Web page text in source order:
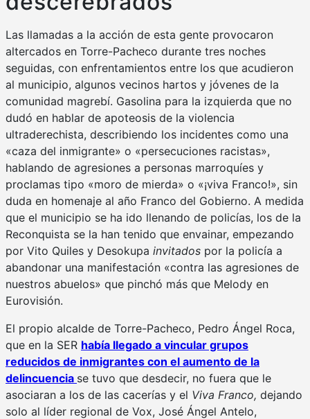
Las llamadas a la acción de esta gente provocaron
altercados en Torre-Pacheco durante tres noches
seguidas, con enfrentamientos entre los que acudieron
al municipio, algunos vecinos hartos y jóvenes de la
comunidad magrebí. Gasolina para la izquierda que no
dudó en hablar de apoteosis de la violencia
ultraderechista, describiendo los incidentes como una
«caza del inmigrante» o «persecuciones racistas»,
hablando de agresiones a personas marroquíes y
proclamas tipo «moro de mierda» o «¡viva Franco!», sin
duda en homenaje al año Franco del Gobierno. A medida
que el municipio se ha ido llenando de policías, los de la
Reconquista se la han tenido que envainar, empezando
por Vito Quiles y Desokupa invitados por la policía a
abandonar una manifestación «contra las agresiones de
nuestros abuelos» que pinchó más que Melody en
Eurovisión.
El propio alcalde de Torre-Pacheco, Pedro Ángel Roca,
que en la SER había llegado a vincular grupos
reducidos de inmigrantes con el aumento de la
delincuencia se tuvo que desdecir, no fuera que le
asociaran a los de las cacerías y el Viva Franco, dejando
solo al líder regional de Vox, José Ángel Antelo,